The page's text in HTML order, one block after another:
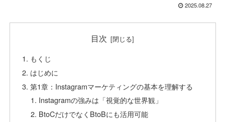
2025.08.27
目次
もくじ
はじめに
第1章：Instagramマーケティングの基本を理解する
Instagramの強みは「視覚的な世界観」
BtoCだけでなくBtoBにも活用可能